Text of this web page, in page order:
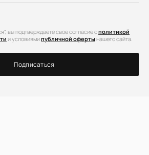
Подписаться
вы подтверждаете свое согласие сполитикой
и условиямипубличной офертынашего сайта.